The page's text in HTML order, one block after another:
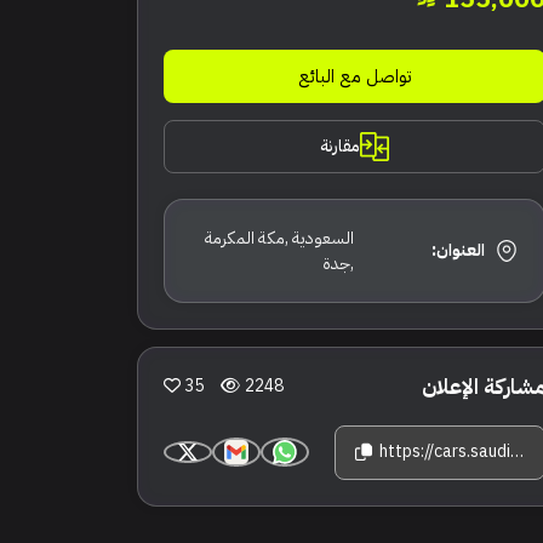
تواصل مع البائع
مقارنة
العنوان:
السعودية ,مكة المكرمة
,جدة
الإعلان 2248
35
https://cars.saudisale.com/listings/250j1V/2015-%D9%85%D8%B1%D8%B3%D9%8A%D8%AF%D8%B3--%D8%A8%D9%86%D8%B2-%D8%A5%D8%B3-500